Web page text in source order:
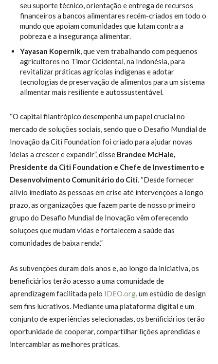
seu suporte técnico, orientação e entrega de recursos
financeiros a bancos alimentares recém-criados em todo o
mundo que apoiam comunidades que lutam contra a
pobreza e a insegurança alimentar.
Yayasan Kopernik, que vem trabalhando com pequenos
agricultores no Timor Ocidental, na Indonésia, para
revitalizar práticas agrícolas indígenas e adotar
tecnologias de preservação de alimentos para um sistema
alimentar mais resiliente e autossustentável.
“O capital filantrópico desempenha um papel crucial no
mercado de soluções sociais, sendo que o Desafio Mundial de
Inovação da Citi Foundation foi criado para ajudar novas
ideias a crescer e expandir”, disse Brandee McHale,
Presidente da Citi Foundation e Chefe de Investimento e
Desenvolvimento Comunitário do Citi. “Desde fornecer
alívio imediato às pessoas em crise até intervenções a longo
prazo, as organizações que fazem parte de nosso primeiro
grupo do Desafio Mundial de Inovação vêm oferecendo
soluções que mudam vidas e fortalecem a saúde das
comunidades de baixa renda.”
As subvenções duram dois anos e, ao longo da iniciativa, os
beneficiários terão acesso a uma comunidade de
aprendizagem facilitada pelo IDEO.org, um estúdio de design
sem fins lucrativos. Mediante uma plataforma digital e um
conjunto de experiências selecionadas, os benificiários terão
oportunidade de cooperar, compartilhar lições aprendidas e
intercambiar as melhores práticas.